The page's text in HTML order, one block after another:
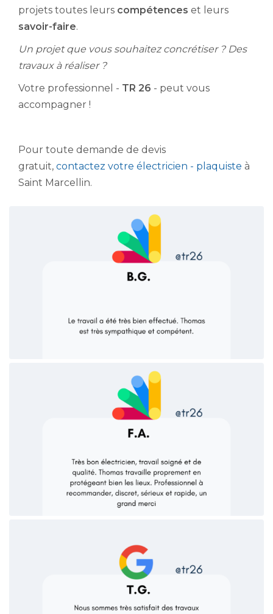
projets toutes leurs compétences et leurs
savoir-faire.
Un projet que vous souhaitez concrétiser ? Des
travaux à réaliser ?
Votre professionnel - TR 26 - peut vous
accompagner !
Pour toute demande de devis
gratuit, contactez votre électricien - plaquiste à
Saint Marcellin.